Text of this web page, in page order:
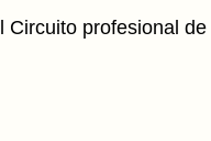
profesional